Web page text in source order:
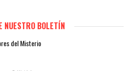
NUESTRO BOLETÍN